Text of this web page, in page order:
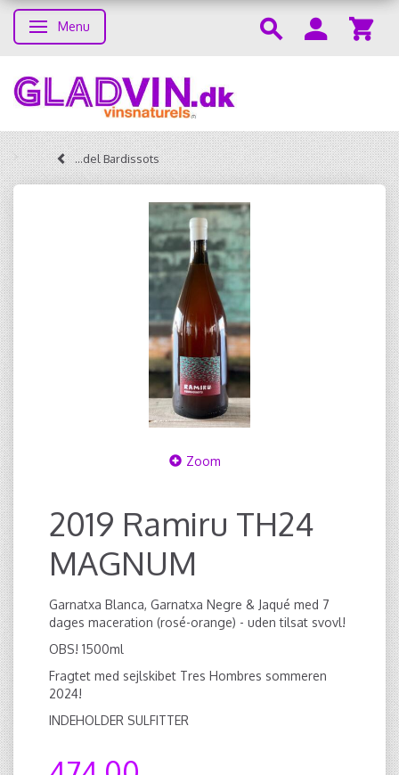
Skifte navigation
Menu
...del Bardissots
Zoom
2019 Ramiru TH24
MAGNUM
Garnatxa Blanca, Garnatxa Negre & Jaqué med 7
dages maceration (rosé-orange) - uden tilsat svovl!
OBS! 1500ml
Fragtet med sejlskibet Tres Hombres sommeren
2024!
INDEHOLDER SULFITTER